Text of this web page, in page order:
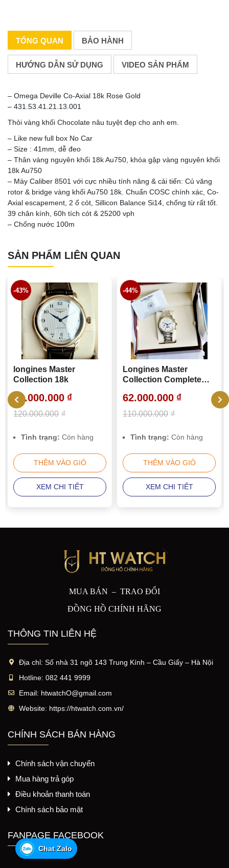
TỔNG QUAN BẢO HÀNH
HƯỚNG DẪN SỬ DỤNG VIDEO SẢN PHẨM
– Omega Deville Co-Axial 18k Rose Gold
– 431.53.41.21.13.001
Thỏi vàng khối Chocolate nâu tuyệt đẹp cho anh em.
– Like new full box No Car
– Size : 41mm, dễ đeo
– Thân vàng nguyên khối 18k Au750, khóa gập vàng nguyên khối
18k Au750
– Máy Caliber 8501 với cực nhiều tính năng & cải tiến: Củ văng
rotor & bridge vàng khối Au750 18k. Chuẩn COSC chính xác, Co-
Axial escapement, 2 ổ cót, Sillicon Balance Si14, chống từ rất tốt.
39 chân kính, 60h tích cót & 25200 vph
– Chống nước 100m
SẢN PHẨM LIÊN QUAN
longines Master
Collection 18k
69.000.000 ₫
120.000.000 ₫
Tình trạng: Còn hàng
THÊM VÀO GIỎ
-43%
XEM CHI TIẾT
Longines Master
Collection Complete
62.000.000 ₫
110.000.000 ₫
Tình trạng: Còn hàng
THÊM VÀO GIỎ
-44%
XEM CHI TIẾT
MUA BÁN – TRAO ĐỔI
ĐỒNG HỒ CHÍNH HÃNG
THÔNG TIN LIÊN HỆ
Địa chỉ: Số nhà 31 ngõ 143 Trung Kính – Cầu Giấy – Hà Nội
Hotline: 082 441 9999
Email: htwatchO@gmail.com
Website: https://htwatch.com.vn/
CHÍNH SÁCH BÁN HÀNG
Chính sách vận chuyển
Mua hàng trả góp
Điều khoản thanh toán
Chính sách bảo mật
FANPAGE FACEBOOK
Chat Zalo